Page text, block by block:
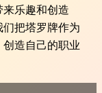
乐趣和创造
把塔罗牌作为
造自己的职业